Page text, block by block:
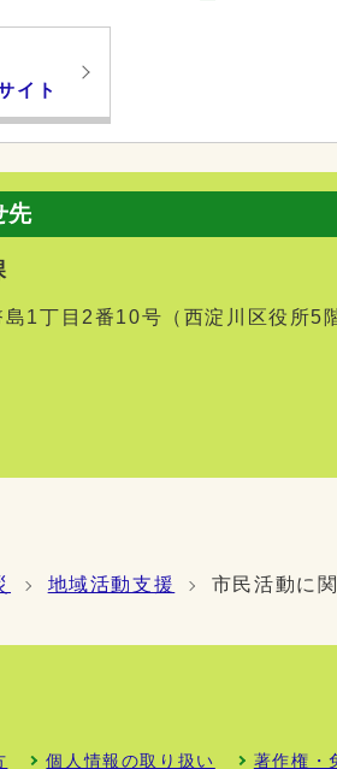
イト
先
1丁目2番10号（西淀川区役所5
地域活動支援 市民活動に
個人情報の取り扱い 著作権・